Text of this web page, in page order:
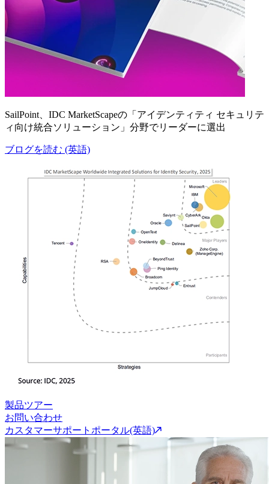
SailPoint、IDC MarketScapeの「アイデンティティ セキュリテ
ィ向け統合ソリューション」分野でリーダーに選出
ブログを読む (英語)
製品ツアー
お問い合わせ
カスタマーサポートポータル(英語)